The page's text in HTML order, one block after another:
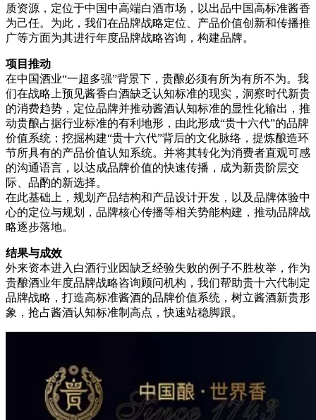
质资源，定位于中国中高端白酒市场，以出品中国高标准酱香
为己任。为此，我们在品牌战略定位、产品价值创新和传播推
广等方面为其进行年度品牌战略咨询，构建品牌。
项目推动
在中国酒业“一超多强”背景下，贵酿必须有所为有所不为。我
们在战略上预见酱香白酒缺乏认知标准的现实，洞察时代新贵
的消费趋势，定位品牌并推动酱酒认知标准的显性化输出，推
动贵酿占据行业标准的有利地形，由此形成“贵十六代”的品牌
价值系统；挖掘构建“贵十六代”背后的文化脉络，提炼酿造环
节所具有的产品价值认知系统。并将其转化为消费者直观可感
的沟通语言，以达成品牌价值的快速传播，成为新贵阶层交
际、品酌的新选择。
在此基础上，规划产品结构和产品设计开发，以及品牌体验中
心的定位与规划，品牌核心传播等相关势能构建，推动品牌战
略逐步落地。
结果与成效
外来资本进入白酒行业因缺乏经验失败的例子不胜枚举，作为
贵酿酒业年度品牌战略咨询顾问机构，我们帮助贵十六代制定
品牌战略，打造高标准酱酒的品牌价值系统，树立酱酒新贵形
象，抢占酱酒认知标准制高点，快速站稳脚跟。